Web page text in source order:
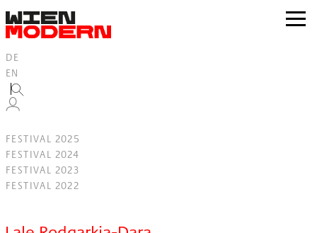
springen
zur
DE
EN
FESTIVAL 2025
FESTIVAL 2024
FESTIVAL 2023
FESTIVAL 2022